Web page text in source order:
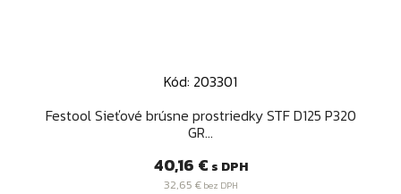
Kód: 203301
Festool Sieťové brúsne prostriedky STF D125 P320
GR...
Cena
40,16 € s DPH
32,65 €bez DPH